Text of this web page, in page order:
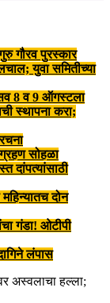
गौरव पुरस्कार
युवा समितीच्या
8 व 9 ऑगस्टला
स्थापना करा;
सोहळा
दांपत्यांसाठी
दोन
गंडा! ओटीपी
लंपास
अस्वलाचा हल्ला;